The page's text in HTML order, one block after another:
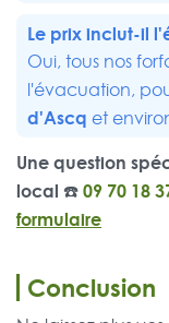
Le prix inclut-il
Oui, tous nos
l'évacuation,
d'Ascq et
Une question
local ☎️09 70 18
formulaire
Conclusion